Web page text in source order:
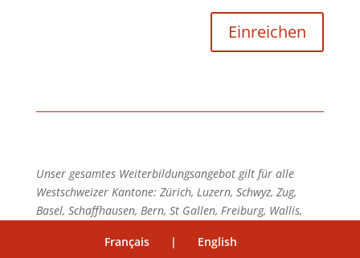
Unser gesamtes Weiterbildungsangebot gilt für alle
Westschweizer Kantone: Zürich, Luzern, Schwyz, Zug,
Basel, Schaffhausen, Bern, St Gallen, Freiburg, Wallis,
Français
| English